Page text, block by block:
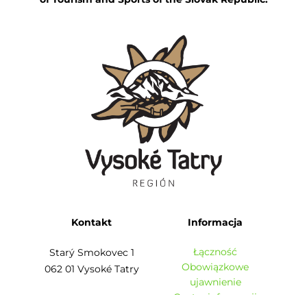
Kontakt
Starý Smokovec 1
062 01 Vysoké Tatry
Informacja
Łączność
Obowiązkowe
ujawnienie